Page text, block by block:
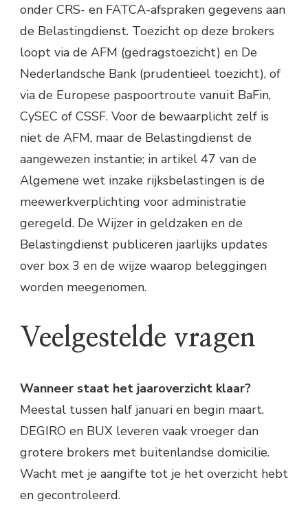
onder CRS- en FATCA-afspraken gegevens aan
de Belastingdienst. Toezicht op deze brokers
loopt via de AFM (gedragstoezicht) en De
Nederlandsche Bank (prudentieel toezicht), of
via de Europese paspoortroute vanuit BaFin,
CySEC of CSSF. Voor de bewaarplicht zelf is
niet de AFM, maar de Belastingdienst de
aangewezen instantie; in artikel 47 van de
Algemene wet inzake rijksbelastingen is de
meewerkverplichting voor administratie
geregeld. De Wijzer in geldzaken en de
Belastingdienst publiceren jaarlijks updates
over box 3 en de wijze waarop beleggingen
worden meegenomen.
Veelgestelde vragen
Wanneer staat het jaaroverzicht klaar?
Meestal tussen half januari en begin maart.
DEGIRO en BUX leveren vaak vroeger dan
grotere brokers met buitenlandse domicilie.
Wacht met je aangifte tot je het overzicht hebt
en gecontroleerd.